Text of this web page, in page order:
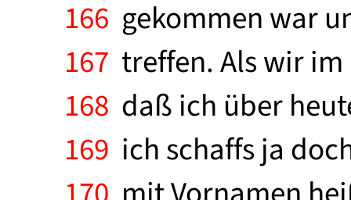
166 gekommen war
167 treffen. Als wir
168 daß ich über
169 ich schaffs ja